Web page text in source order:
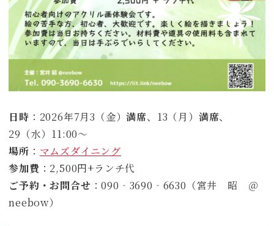
日時 ：2026年7月3（金）満席、13（月） 満席、
29（水）11:00～
場所 ： マムズダイニング
参加費 ：2,500円+ランチ代
ご予約・お問合せ ：090‐3690‐6630（宮井 昭 ＠
neebow）